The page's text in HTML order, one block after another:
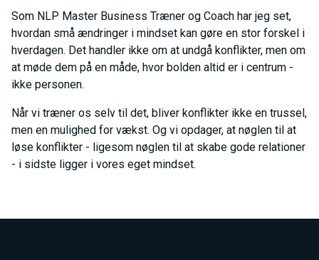
Som NLP Master Business Træner og Coach har jeg set,
hvordan små ændringer i mindset kan gøre en stor forskel i
hverdagen. Det handler ikke om at undgå konflikter, men om
at møde dem på en måde, hvor bolden altid er i centrum -
ikke personen.
Når vi træner os selv til det, bliver konflikter ikke en trussel,
men en mulighed for vækst. Og vi opdager, at nøglen til at
løse konflikter - ligesom nøglen til at skabe gode relationer
- i sidste ligger i vores eget mindset.